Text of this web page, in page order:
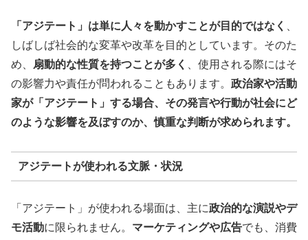
「アジテート」は単に人々を動かすことが目的ではなく
しばしば社会的な変革や改革を目的としています。そのた
め、 扇動的な性質を持つことが多く
、使用される際にはそ
の影響力や責任が問われることもあります。 政治家や活動
家が「アジテート」する場合、その発言や行動が社会にど
のような影響を及ぼすのか、慎重な判断が求められます。
アジテートが使われる文脈・状況
「アジテート」が使われる場面は、主に政治的な演説やデ
モ活動に限られません。 マーケティングや広告でも、消費